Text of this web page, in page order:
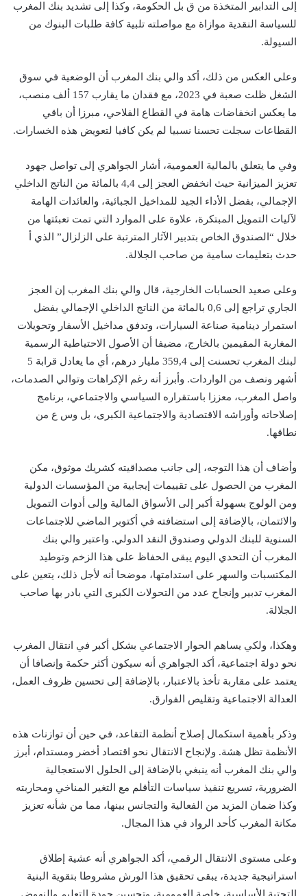
إلى التدابير المتخذة من ق بل الحكومة، وكذا إلى تشديد بنك المغرب
للسياسة النقدية موازاة مع مواصلته تلبية كافة طلبات البنوك من
السيولة.
وعلى العكس من ذلك، أكد والي بنك المغرب أن الوضعية في سوق
الشغل ظلت صعبة في 2023، مع فقدان ما يقارب 157 ألف منصب،
ما يعكس انخفاضات هامة في القطاع الفلاحي، مبرزا أن باقي
القطاعات سجلت تحسنا نسبيا لم يكن كافيا لتعويض هذه الخسارات.
وفي ما يتعلق بالمالية العمومية، أشار الجواهري إلى تواصل جهود
تعزيز الميزانية حيث انخفض العجز إلى 4,4 بالمائة من الناتج الداخلي
الإجمالي، بفضل الأداء الجيد للمداخيل الجبائية، والعائدات الهامة
لآليات التمويل المبتكرة، علاوة على الموارد التي تمت تعبئتها من
خلال “الصندوق الخاص بتدبير الآثار المترتبة على الزلزال” الذي أ
حدث بتعليمات سامية من صاحب الجلالة.
وعلى صعيد الحسابات الخارجية، قال والي بنك المغرب إن العجز
الجاري تراجع إلى 0,6 بالمائة من الناتج الداخلي الإجمالي بفضل
استمرار دينامية صناعة السيارات، وتدفق مداخيل الأسفار وتحويلات
المغاربة المقيمين بالخارج، مضيفا أن الأصول الاحتياطية الرسمية
لبنك المغرب تحسنت إلى 359,4 مليار درهم، أي ما يعادل قرابة 5
أشهر ونصف من الواردات. وأبرز أنه رغم الإكراهات وتوالي الصدمات،
واصل المغرب، معززا باستقراره السياسي والاجتماعي، برنامج
إصلاحاته وأوراشه الاقتصادية والاجتماعية الكبرى، بل وس ع من
نطاقها.
وأضاف أن هذا التوجه، إلى جانب مصداقيته كشريك موثوق، مكن
المغرب من الحصول على تقييمات إيجابية من المؤسسات الدولية
ومن الولوج بسهولة أكبر إلى الأسواق المالية وإلى أدوات التمويل
والائتمان، بالإضافة إلى استضافته في أكتوبر الماضي للاجتماعات
السنوية للبنك الدولي وصندوق النقد الدولي. واعتبر والي بنك
المغرب أن التحدي اليوم يبقى الحفاظ على هذا الزخم وتوطيد
المكتسبات والسهر على استدامتها، موضحا أنه لأجل ذلك، يتعين على
المغرب تدبير وإنجاح عدد من التحولات الكبرى التي بادر بها صاحب
الجلالة.
وهكذا، ولكي يساهم الحوار الاجتماعي بشكل أكبر في انتقال المغرب
نحو دولة اجتماعية، أكد الجواهري أنه سيكون أكثر حكمة وإنصافا أن
يعتمد على مقاربة تأخذ بالاعتبار، بالإضافة إلى تحسين ظروف العمل،
العدالة الاجتماعية وتقليص الفوارق.
وذكر بأهمية استكمال إصلاح أنظمة التقاعد، في حين أن توازنات هذه
الأنظمة تظل هشة. ولإنجاح الانتقال نحو اقتصاد أخضر ومستدام، أبرز
والي بنك المغرب أنه ينبغي بالإضافة إلى الحلول الاستعجالية
الضرورية، تسريع تنفيذ سياسات التأقلم مع التغير المناخي ومحاربته
وكذا ضمان المزيد من الفعالية والتجانس بينها، مما من شأنه تعزيز
مكانة المغرب كأحد الرواد في هذا المجال.
وعلى مستوى الانتقال الرقمي، أكد الجواهري أنه عشية إطلاق
استراتيجية جديدة، يبقى تحقيق هذا الورش مشروطا بتقوية البنية